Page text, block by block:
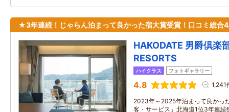
★3年連続！じゃらん泊まって良かった宿大賞受賞！口コミ総
HAKODATE 男爵倶楽
RESORTS
ハイクラス フォトギャラリー
4.8 1,241
2023年～2025年泊まって良かっ
客・サービス」北海道1位3年連